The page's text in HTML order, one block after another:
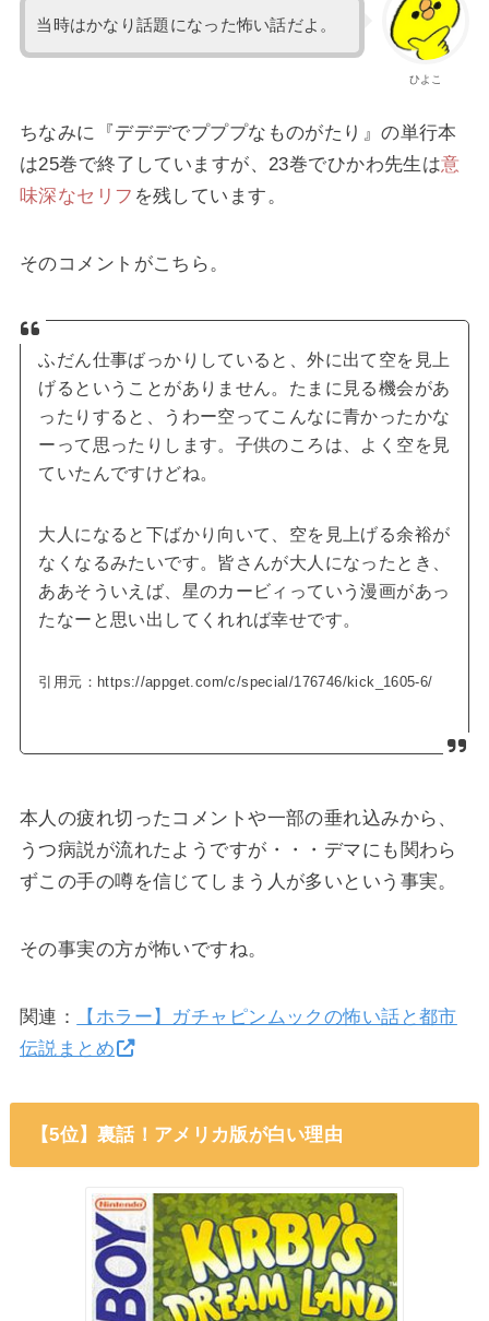
ひよこ
当時はかなり話題になった怖い話だよ。
ちなみに『デデデでプププなものがたり』の単行本
は25巻で終了していますが、23巻でひかわ先生は意
味深なセリフ を残しています。
そのコメントがこちら。
ふだん仕事ばっかりしていると、外に出て空を見上
げるということがありません。たまに見る機会があ
ったりすると、うわー空ってこんなに青かったかな
ーって思ったりします。子供のころは、よく空を見
ていたんですけどね。
大人になると下ばかり向いて、空を見上げる余裕が
なくなるみたいです。皆さんが大人になったとき、
ああそういえば、 星のカービィ っていう漫画があっ
たなーと思い出してくれれば幸せです。
引用元：https://appget.com/c/special/176746/kick_1605-6/
本人の疲れ切ったコメントや一部の垂れ込みから、
うつ病説が流れたようですが・・・デマにも関わら
ずこの手の噂を信じてしまう人が多いという事実。
その事実の方が怖いですね。
関連：
【ホラー】ガチャピンムックの怖い話と都市
伝説まとめ
【5位】裏話！アメリカ版が白い理由